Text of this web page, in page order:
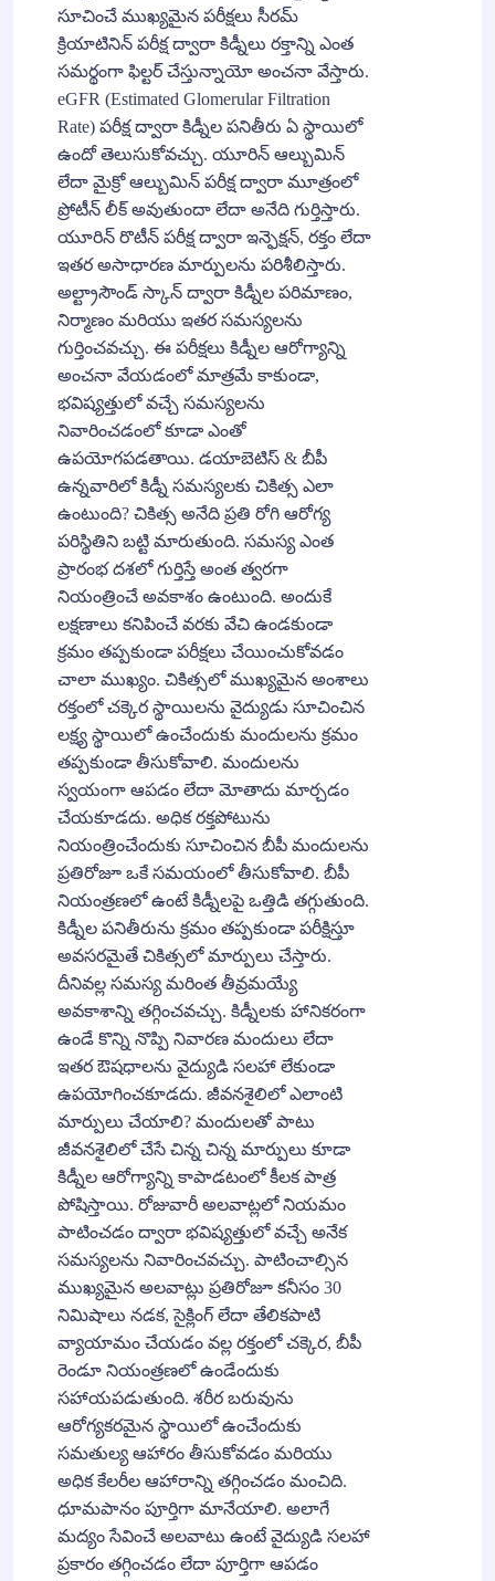
సూచించే ముఖ్యమైన పరీక్షలు సీరమ్
క్రియాటినిన్ పరీక్ష ద్వారా కిడ్నీలు రక్తాన్ని ఎంత
సమర్థంగా ఫిల్టర్ చేస్తున్నాయో అంచనా వేస్తారు.
eGFR (Estimated Glomerular Filtration
Rate) పరీక్ష ద్వారా కిడ్నీల పనితీరు ఏ స్థాయిలో
ఉందో తెలుసుకోవచ్చు. యూరిన్ ఆల్బుమిన్
లేదా మైక్రో ఆల్బుమిన్ పరీక్ష ద్వారా మూత్రంలో
ప్రోటీన్ లీక్ అవుతుందా లేదా అనేది గుర్తిస్తారు.
యూరిన్ రొటీన్ పరీక్ష ద్వారా ఇన్ఫెక్షన్, రక్తం లేదా
ఇతర అసాధారణ మార్పులను పరిశీలిస్తారు.
అల్ట్రాసౌండ్ స్కాన్ ద్వారా కిడ్నీల పరిమాణం,
నిర్మాణం మరియు ఇతర సమస్యలను
గుర్తించవచ్చు. ఈ పరీక్షలు కిడ్నీల ఆరోగ్యాన్ని
అంచనా వేయడంలో మాత్రమే కాకుండా,
భవిష్యత్తులో వచ్చే సమస్యలను
నివారించడంలో కూడా ఎంతో
ఉపయోగపడతాయి. డయాబెటిస్ & బీపీ
ఉన్నవారిలో కిడ్నీ సమస్యలకు చికిత్స ఎలా
ఉంటుంది? చికిత్స అనేది ప్రతి రోగి ఆరోగ్య
పరిస్థితిని బట్టి మారుతుంది. సమస్య ఎంత
ప్రారంభ దశలో గుర్తిస్తే అంత త్వరగా
నియంత్రించే అవకాశం ఉంటుంది. అందుకే
లక్షణాలు కనిపించే వరకు వేచి ఉండకుండా
క్రమం తప్పకుండా పరీక్షలు చేయించుకోవడం
చాలా ముఖ్యం. చికిత్సలో ముఖ్యమైన అంశాలు
రక్తంలో చక్కెర స్థాయిలను వైద్యుడు సూచించిన
లక్ష్య స్థాయిలో ఉంచేందుకు మందులను క్రమం
తప్పకుండా తీసుకోవాలి. మందులను
స్వయంగా ఆపడం లేదా మోతాదు మార్చడం
చేయకూడదు. అధిక రక్తపోటును
నియంత్రించేందుకు సూచించిన బీపీ మందులను
ప్రతిరోజూ ఒకే సమయంలో తీసుకోవాలి. బీపీ
నియంత్రణలో ఉంటే కిడ్నీలపై ఒత్తిడి తగ్గుతుంది.
కిడ్నీల పనితీరును క్రమం తప్పకుండా పరీక్షిస్తూ
అవసరమైతే చికిత్సలో మార్పులు చేస్తారు.
దీనివల్ల సమస్య మరింత తీవ్రమయ్యే
అవకాశాన్ని తగ్గించవచ్చు. కిడ్నీలకు హానికరంగా
ఉండే కొన్ని నొప్పి నివారణ మందులు లేదా
ఇతర ఔషధాలను వైద్యుడి సలహా లేకుండా
ఉపయోగించకూడదు. జీవనశైలిలో ఎలాంటి
మార్పులు చేయాలి? మందులతో పాటు
జీవనశైలిలో చేసే చిన్న చిన్న మార్పులు కూడా
కిడ్నీల ఆరోగ్యాన్ని కాపాడటంలో కీలక పాత్ర
పోషిస్తాయి. రోజువారీ అలవాట్లలో నియమం
పాటించడం ద్వారా భవిష్యత్తులో వచ్చే అనేక
సమస్యలను నివారించవచ్చు. పాటించాల్సిన
ముఖ్యమైన అలవాట్లు ప్రతిరోజూ కనీసం 30
నిమిషాలు నడక, సైక్లింగ్ లేదా తేలికపాటి
వ్యాయామం చేయడం వల్ల రక్తంలో చక్కెర, బీపీ
రెండూ నియంత్రణలో ఉండేందుకు
సహాయపడుతుంది. శరీర బరువును
ఆరోగ్యకరమైన స్థాయిలో ఉంచేందుకు
సమతుల్య ఆహారం తీసుకోవడం మరియు
అధిక కేలరీల ఆహారాన్ని తగ్గించడం మంచిది.
ధూమపానం పూర్తిగా మానేయాలి. అలాగే
మద్యం సేవించే అలవాటు ఉంటే వైద్యుడి సలహా
ప్రకారం తగ్గించడం లేదా పూర్తిగా ఆపడం